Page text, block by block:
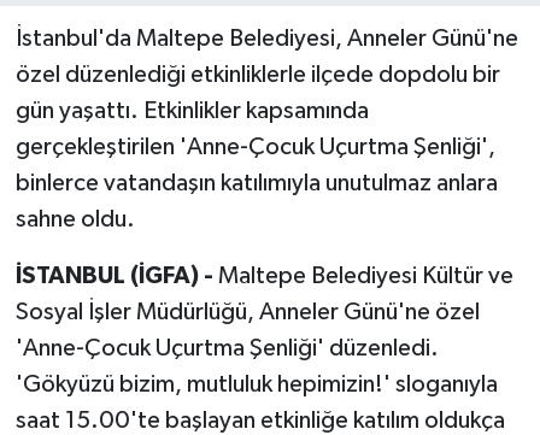
İstanbul'da Maltepe Belediyesi, Anneler Günü'ne
özel düzenlediği etkinliklerle ilçede dopdolu bir
gün yaşattı. Etkinlikler kapsamında
gerçekleştirilen 'Anne-Çocuk Uçurtma Şenliği',
binlerce vatandaşın katılımıyla unutulmaz anlara
sahne oldu.
İSTANBUL (İGFA) - Maltepe Belediyesi Kültür ve
Sosyal İşler Müdürlüğü, Anneler Günü'ne özel
'Anne-Çocuk Uçurtma Şenliği' düzenledi.
'Gökyüzü bizim, mutluluk hepimizin!' sloganıyla
saat 15.00'te başlayan etkinliğe katılım oldukça